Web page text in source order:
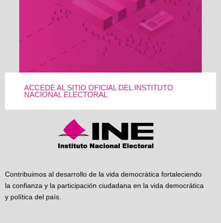
ACCEDE AL SITIO OFICIAL DEL INSTITUTO
NACIONAL ELECTORAL
Contribuimos al desarrollo de la vida democrática fortaleciendo
la confianza y la participación ciudadana en la vida democrática
y política del país.